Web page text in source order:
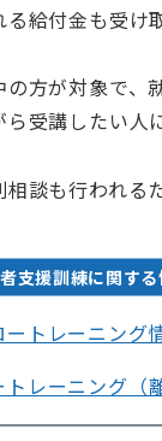
給付金も受け
方が対象で、
受講したい人
談も行われる
支援訓練に関す
トレーニング
レーニング（